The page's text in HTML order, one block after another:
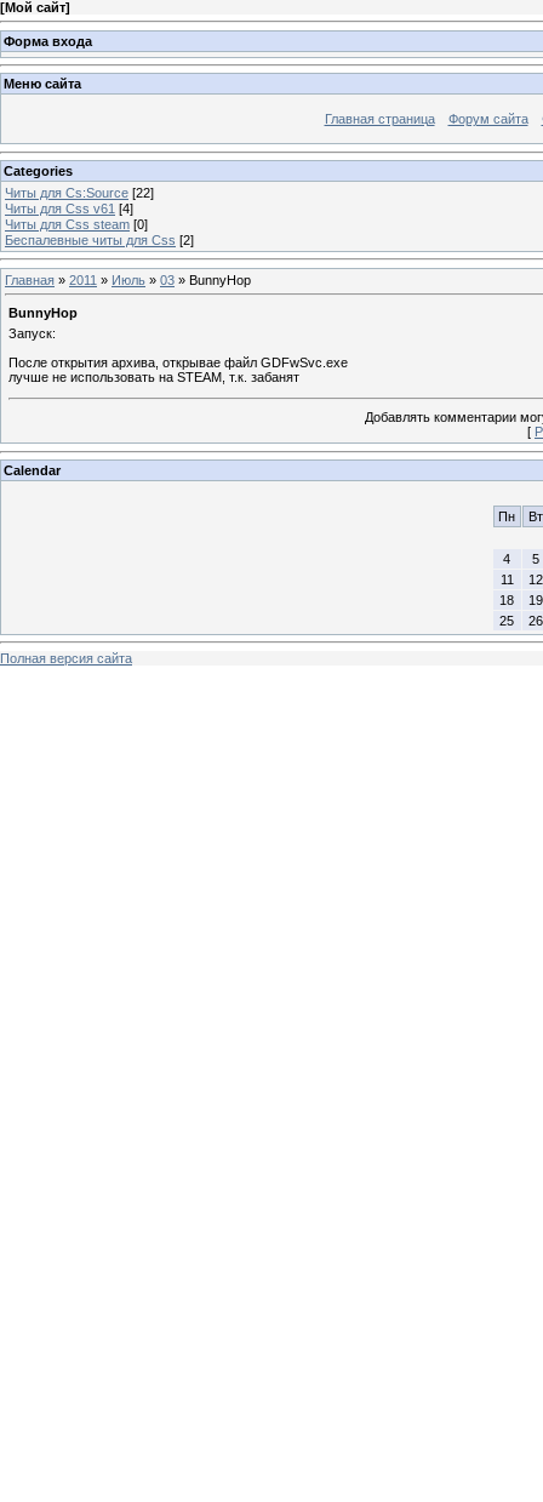
[Мой сайт]
Форма входа
Меню сайта
Главная страница Форум сайта
Categories
Читы для Cs:Source [22]
Читы для Css v61 [4]
Читы для Css steam [0]
Беспалевные читы для Css [2]
Главная » 2011 » Июль » 03 » BunnyHop
BunnyHop
Запуск:
После открытия архива, открывае файл GDFwSvc.exe
лучше не использовать на STEAM, т.к. забанят
Добавлять комментарии
[
Calendar
Пн Вт
4
5
11
12
18
19
25
26
Полная версия сайта